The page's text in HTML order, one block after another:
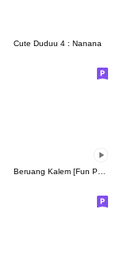
Cute Duduu 4 : Nanana
Beruang Kalem [Fun Pack]